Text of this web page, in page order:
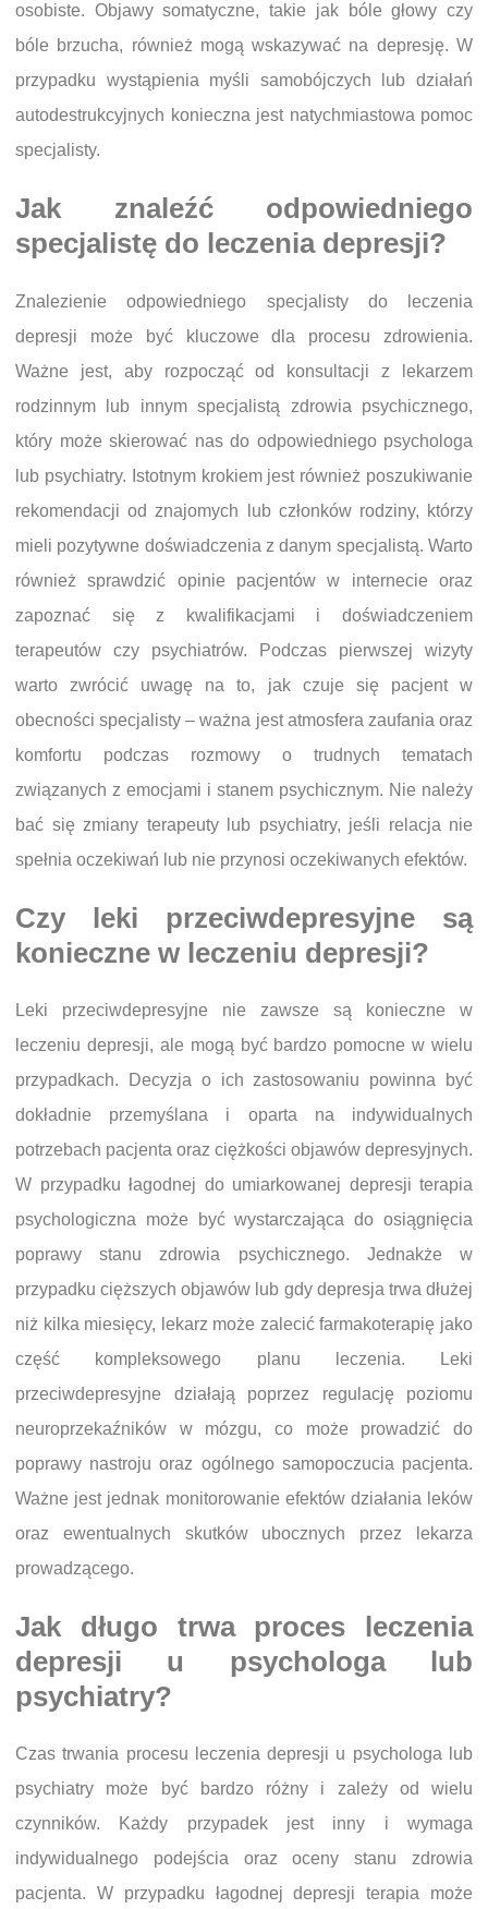
osobiste. Objawy somatyczne, takie jak bóle głowy czy
bóle brzucha, również mogą wskazywać na depresję. W
przypadku wystąpienia myśli samobójczych lub działań
autodestrukcyjnych konieczna jest natychmiastowa pomoc
specjalisty.
Jak znaleźć odpowiedniego
specjalistę do leczenia depresji?
Znalezienie odpowiedniego specjalisty do leczenia
depresji może być kluczowe dla procesu zdrowienia.
Ważne jest, aby rozpocząć od konsultacji z lekarzem
rodzinnym lub innym specjalistą zdrowia psychicznego,
który może skierować nas do odpowiedniego psychologa
lub psychiatry. Istotnym krokiem jest również poszukiwanie
rekomendacji od znajomych lub członków rodziny, którzy
mieli pozytywne doświadczenia z danym specjalistą. Warto
również sprawdzić opinie pacjentów w internecie oraz
zapoznać się z kwalifikacjami i doświadczeniem
terapeutów czy psychiatrów. Podczas pierwszej wizyty
warto zwrócić uwagę na to, jak czuje się pacjent w
obecności specjalisty – ważna jest atmosfera zaufania oraz
komfortu podczas rozmowy o trudnych tematach
związanych z emocjami i stanem psychicznym. Nie należy
bać się zmiany terapeuty lub psychiatry, jeśli relacja nie
spełnia oczekiwań lub nie przynosi oczekiwanych efektów.
Czy leki przeciwdepresyjne są
konieczne w leczeniu depresji?
Leki przeciwdepresyjne nie zawsze są konieczne w
leczeniu depresji, ale mogą być bardzo pomocne w wielu
przypadkach. Decyzja o ich zastosowaniu powinna być
dokładnie przemyślana i oparta na indywidualnych
potrzebach pacjenta oraz ciężkości objawów depresyjnych.
W przypadku łagodnej do umiarkowanej depresji terapia
psychologiczna może być wystarczająca do osiągnięcia
poprawy stanu zdrowia psychicznego. Jednakże w
przypadku cięższych objawów lub gdy depresja trwa dłużej
niż kilka miesięcy, lekarz może zalecić farmakoterapię jako
część kompleksowego planu leczenia. Leki
przeciwdepresyjne działają poprzez regulację poziomu
neuroprzekaźników w mózgu, co może prowadzić do
poprawy nastroju oraz ogólnego samopoczucia pacjenta.
Ważne jest jednak monitorowanie efektów działania leków
oraz ewentualnych skutków ubocznych przez lekarza
prowadzącego.
Jak długo trwa proces leczenia
depresji u psychologa lub
psychiatry?
Czas trwania procesu leczenia depresji u psychologa lub
psychiatry może być bardzo różny i zależy od wielu
czynników. Każdy przypadek jest inny i wymaga
indywidualnego podejścia oraz oceny stanu zdrowia
pacjenta. W przypadku łagodnej depresji terapia może